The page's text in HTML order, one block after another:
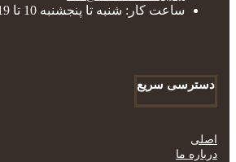
ساعت کار: شنبه تا پنجشنبه 10 تا 19
دسترسی سریع
اصلی
درباره ما